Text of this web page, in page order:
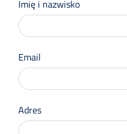
Zapisz
się
Imię i nazwisko
Email
Adres